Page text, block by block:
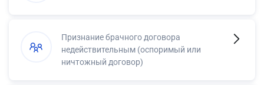
Признание брачного договора
недействительным (оспоримый или
ничтожный договор)